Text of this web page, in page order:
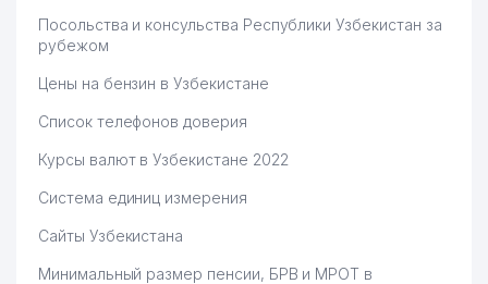
Посольства и консульства Республики Узбекистан за
рубежом
Цены на бензин в Узбекистане
Список телефонов доверия
Курсы валют в Узбекистане 2022
Система единиц измерения
Сайты Узбекистана
Минимальный размер пенсии, БРВ и МРОТ в